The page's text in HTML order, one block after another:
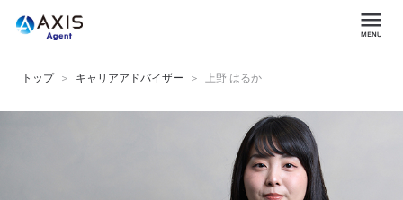
トップ キャリアアドバイザー 上野 はるか